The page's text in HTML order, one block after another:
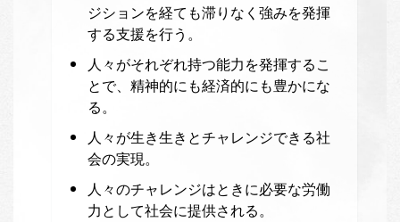
ジションを経ても滞りなく強みを発揮
する支援を行う。
人々がそれぞれ持つ能力を発揮するこ
とで、精神的にも経済的にも豊かにな
る。
人々が生き生きとチャレンジできる社
会の実現。
人々のチャレンジはときに必要な労働
力として社会に提供される。